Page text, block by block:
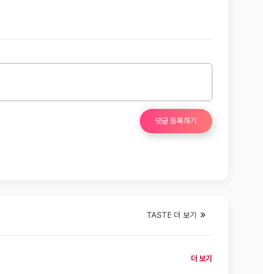
댓글 등록하기
TASTE 더 보기
오
더 보기